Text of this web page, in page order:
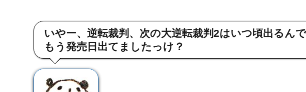
いやー、逆転裁判、次の大逆転裁判2はいつ頃出るん
もう発売日出てましたっけ？